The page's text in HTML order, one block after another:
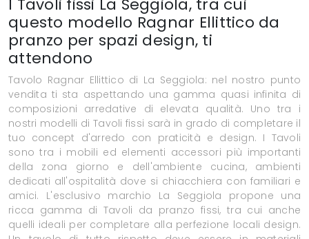
I Tavoli fissi La Seggiola, tra cui
questo modello Ragnar Ellittico da
pranzo per spazi design, ti
attendono
Tavolo Ragnar Ellittico di La Seggiola: nel nostro punto
vendita ti sta aspettando una gamma quasi infinita di
composizioni arredative di elevata qualità. Uno tra i
nostri modelli di Tavoli fissi sarà in grado di completare il
tuo concept d'arredo con praticità e design. I Tavoli
sono tra i mobili ed elementi accessori più importanti
della zona giorno e dell'ambiente cucina, ambienti
dedicati all'ospitalità dove si chiacchiera con familiari e
amici. L'esclusivo marchio La Seggiola propone una
ricca gamma di Tavoli da pranzo fissi, tra cui anche
quelli ideali per completare alla perfezione locali design.